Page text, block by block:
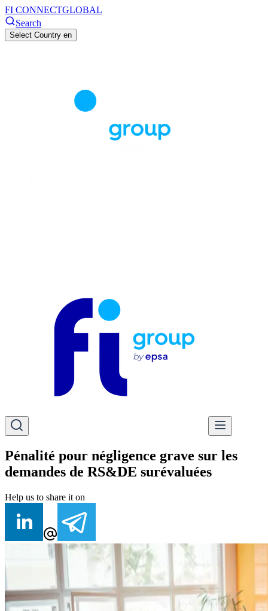
FI CONNECTGLOBAL
Search
Select Country en
Pénalité pour négligence grave sur les
demandes de RS&DE surévaluées
Help us to share it on